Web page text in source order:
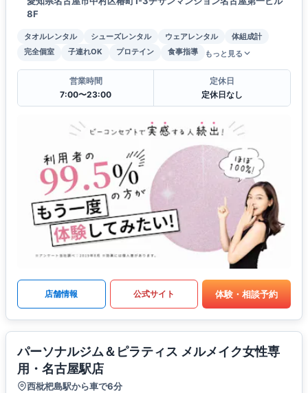
8F
タオルレンタル シューズレンタル ウェアレンタル
体組成計
完全個室
子連れOK プロテイン 食事指導 もっと見る
営業時間
7:00〜23:00
定休日
定休日なし
店舗情報 公式サイト 体験・相談予約
パーソナルジム＆ピラティス メルメイク女性専
用・名古屋駅店
西枇杷島駅から車で6分